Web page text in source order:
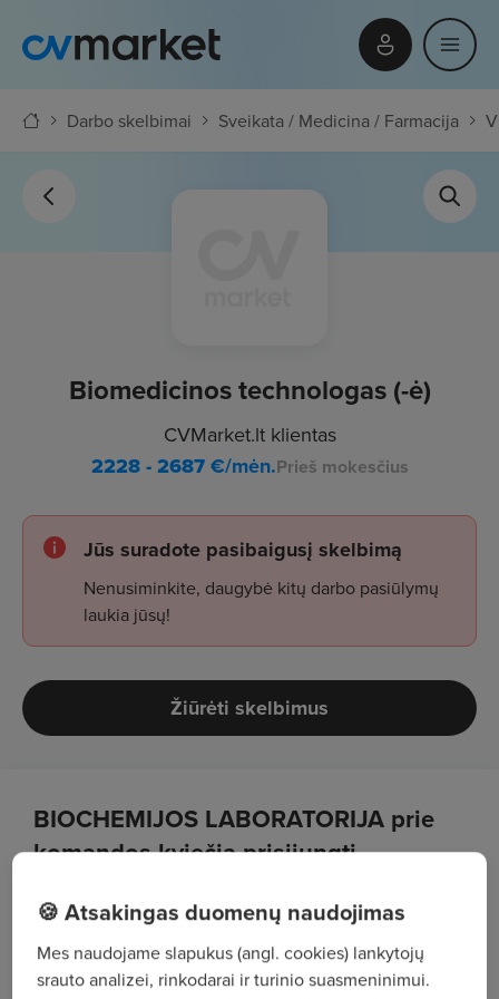
Darbo skelbimai Sveikata / Medicina / Farmacija
Biomedicinos technologas (-ė)
CVMarket.lt klientas
2228 - 2687€/mėn.Prieš mokesčius
Jūs suradote pasibaigusį skelbimą
Nenusiminkite, daugybė kitų darbo pasiūlymų
laukia jūsų!
Žiūrėti skelbimus
BIOCHEMIJOS LABORATORIJA prie
komandos kviečia prisijungti
Darbo krūvis:
1,25etato.
🍪 Atsakingas duomenų naudojimas
Mes naudojame slapukus (angl. cookies) lankytojų
srauto analizei, rinkodarai ir turinio suasmeninimui.